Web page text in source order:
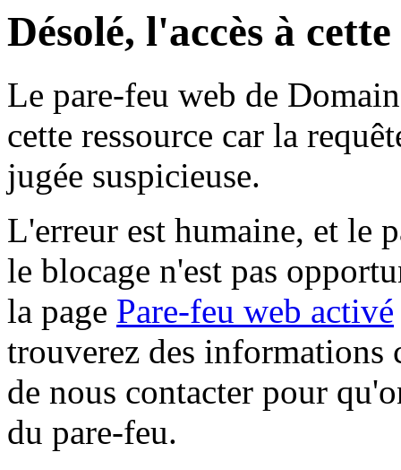
Désolé, l'accès à
Le pare-feu web de
cette ressource car la
jugée suspicieuse.
L'erreur est humaine, et le
le blocage n'est pas
la page Pare-feu web activé
trouverez des informations
de nous contacter pour
du pare-feu.